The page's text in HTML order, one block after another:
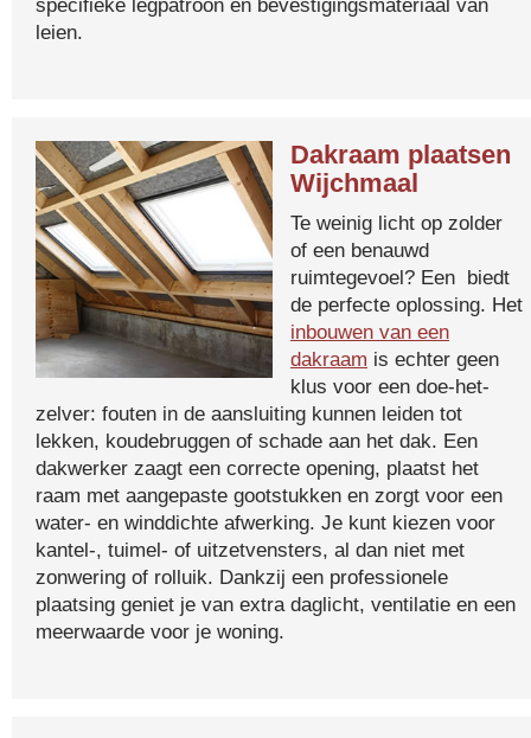
specifieke legpatroon en bevestigingsmateriaal van
leien.
Dakraam plaatsen
Wijchmaal
Te weinig licht op zolder
of een benauwd
ruimtegevoel? Een biedt
de perfecte oplossing. Het
inbouwen van een
dakraam is echter geen
klus voor een doe-het-
zelver: fouten in de aansluiting kunnen leiden tot
lekken, koudebruggen of schade aan het dak. Een
dakwerker zaagt een correcte opening, plaatst het
raam met aangepaste gootstukken en zorgt voor een
water- en winddichte afwerking. Je kunt kiezen voor
kantel-, tuimel- of uitzetvensters, al dan niet met
zonwering of rolluik. Dankzij een professionele
plaatsing geniet je van extra daglicht, ventilatie en een
meerwaarde voor je woning.